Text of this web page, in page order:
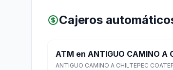
Cajeros